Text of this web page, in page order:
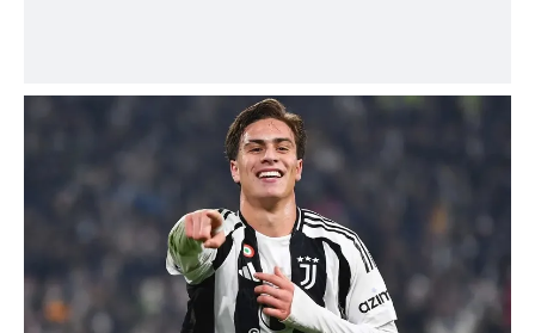
ilgili mevzuata uygun olarak kullanılan çerezlerle ilgili bilgi
tıklayınız.